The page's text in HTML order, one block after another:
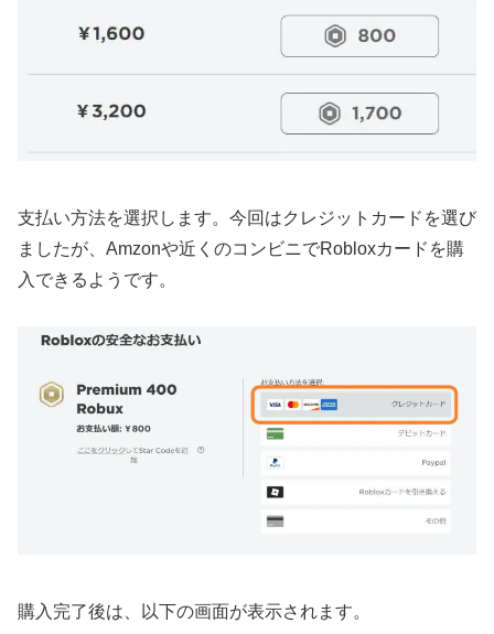
支払い方法を選択します。今回はクレジットカードを選び
ましたが、Amzonや近くのコンビニでRobloxカードを購
入できるようです。
購入完了後は、以下の画面が表示されます。